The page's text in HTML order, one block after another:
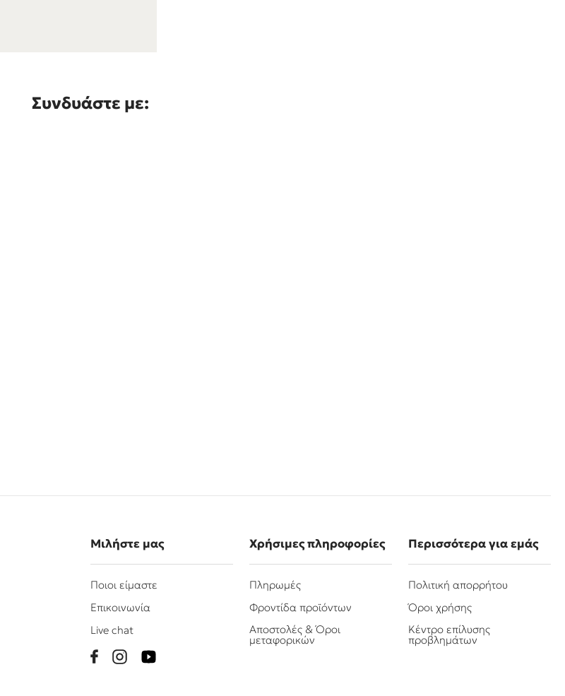
Συνδυάστε με:
Μιλήστε μας
Ποιοι είμαστε
Επικοινωνία
Live chat
Χρήσιμες πληροφορίες
Πληρωμές
Φροντίδα προϊόντων
Αποστολές & Όροι
μεταφορικών
Περισσότερα για εμάς
Πολιτική απορρήτου
Όροι χρήσης
Κέντρο επίλυσης
προβλημάτων